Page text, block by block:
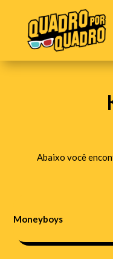
Abaixo você
Moneyboys